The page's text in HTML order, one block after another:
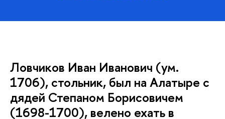
Ловчиков Иван Иванович (ум.
1706), стольник, был на Алатыре с
дядей Степаном Борисовичем
(1698-1700), велено ехать в